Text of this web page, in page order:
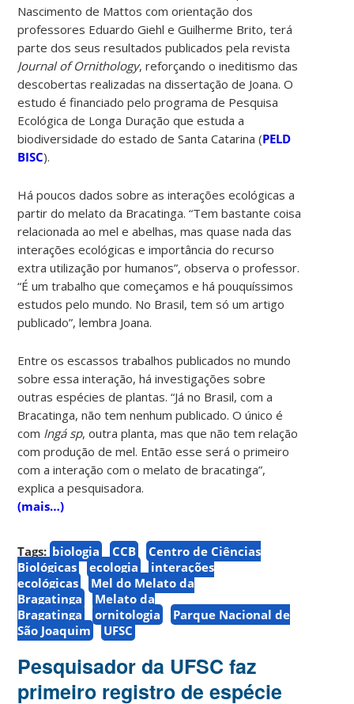
Nascimento de Mattos com orientação dos
professores Eduardo Giehl e Guilherme Brito, terá
parte dos seus resultados publicados pela revista
Journal of Ornithology, reforçando o ineditismo das
descobertas realizadas na dissertação de Joana. O
estudo é financiado pelo programa de Pesquisa
Ecológica de Longa Duração que estuda a
biodiversidade do estado de Santa Catarina (PELD
BISC).
Há poucos dados sobre as interações ecológicas a
partir do melato da Bracatinga. “Tem bastante coisa
relacionada ao mel e abelhas, mas quase nada das
interações ecológicas e importância do recurso
extra utilização por humanos”, observa o professor.
“É um trabalho que começamos e há pouquíssimos
estudos pelo mundo. No Brasil, tem só um artigo
publicado”, lembra Joana.
Entre os escassos trabalhos publicados no mundo
sobre essa interação, há investigações sobre
outras espécies de plantas. “Já no Brasil, com a
Bracatinga, não tem nenhum publicado. O único é
com Ingá sp, outra planta, mas que não tem relação
com produção de mel. Então esse será o primeiro
com a interação com o melato de bracatinga”,
explica a pesquisadora.
(mais…)
Tags: biologia CCB
Centro de Ciências
Biológicas
ecologia
interações
ecológicas
Mel do Melato da
Bragatinga
Melato da
Bragatinga
ornitologia
Parque Nacional de
São Joaquim
UFSC
Pesquisador da UFSC faz
primeiro registro de espécie